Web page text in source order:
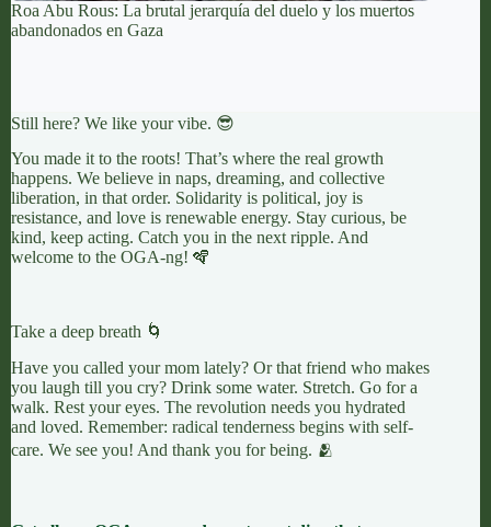
Roa Abu Rous: La brutal jerarquía del duelo y los muertos
abandonados en Gaza
Still here? We like your vibe. 😎
You made it to the roots! That’s where the real growth
happens. We believe in naps, dreaming, and collective
liberation, in that order. Solidarity is political, joy is
resistance, and love is renewable energy. Stay curious, be
kind, keep acting. Catch you in the next ripple. And
welcome to the OGA-ng! 🪇
Take a deep breath 🌀
Have you called your mom lately? Or that friend who makes
you laugh till you cry? Drink some water. Stretch. Go for a
walk. Rest your eyes. The revolution needs you hydrated
and loved. Remember: radical tenderness begins with self-
care. We see you! And thank you for being. 🫂